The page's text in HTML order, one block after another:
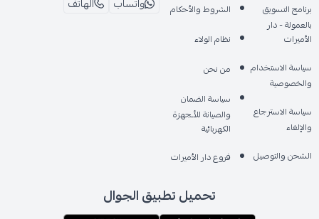
برنامج التسويق
بالعمولة - دار
الأميرات
سياسة الاستخدام
والخصوصية
سياسة الاسترجاع
والإلغاء
الشحن والتوصيل
الشروط والأحكام
نظام الولاء
من نحن
سياسة الضمان
والصيانة للأـجهزة
الكهربائية
فروع دار الأميرات
تحميل تطبيق الجوال